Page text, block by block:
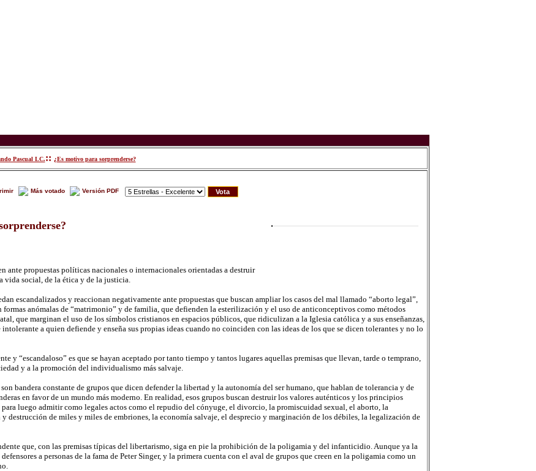
Pascual LC.:: ¿Es motivo para sorprenderse?
Más votado Versión PDF
ante propuestas políticas nacionales o internacionales orientadas a destruir
vida social, de la ética y de la justicia.
escandalizados y reaccionan negativamente ante propuestas que buscan ampliar los casos del mal llamado “aborto legal”,
formas anómalas de “matrimonio” y de familia, que defienden la esterilización y el uso de anticonceptivos como métodos
que marginan el uso de los símbolos cristianos en espacios públicos, que ridiculizan a la Iglesia católica y a sus enseñanzas,
a quien defiende y enseña sus propias ideas cuando no coinciden con las ideas de los que se dicen tolerantes y no lo
y “escandaloso” es que se hayan aceptado por tanto tiempo y tantos lugares aquellas premisas que llevan, tarde o temprano,
y a la promoción del individualismo más salvaje.
son bandera constante de grupos que dicen defender la libertad y la autonomía del ser humano, que hablan de tolerancia y de
en favor de un mundo más moderno. En realidad, esos grupos buscan destruir los valores auténticos y los principios
luego admitir como legales actos como el repudio del cónyuge, el divorcio, la promiscuidad sexual, el aborto, la
destrucción de miles y miles de embriones, la economía salvaje, el desprecio y marginación de los débiles, la legalización de
que, con las premisas típicas del libertarismo, siga en pie la prohibición de la poligamia y del infanticidio. Aunque ya la
a personas de la fama de Peter Singer, y la primera cuenta con el aval de grupos que creen en la poligamia como un